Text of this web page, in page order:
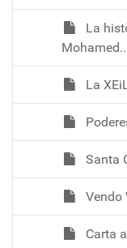
La
La
Santa
Vendo
Carta